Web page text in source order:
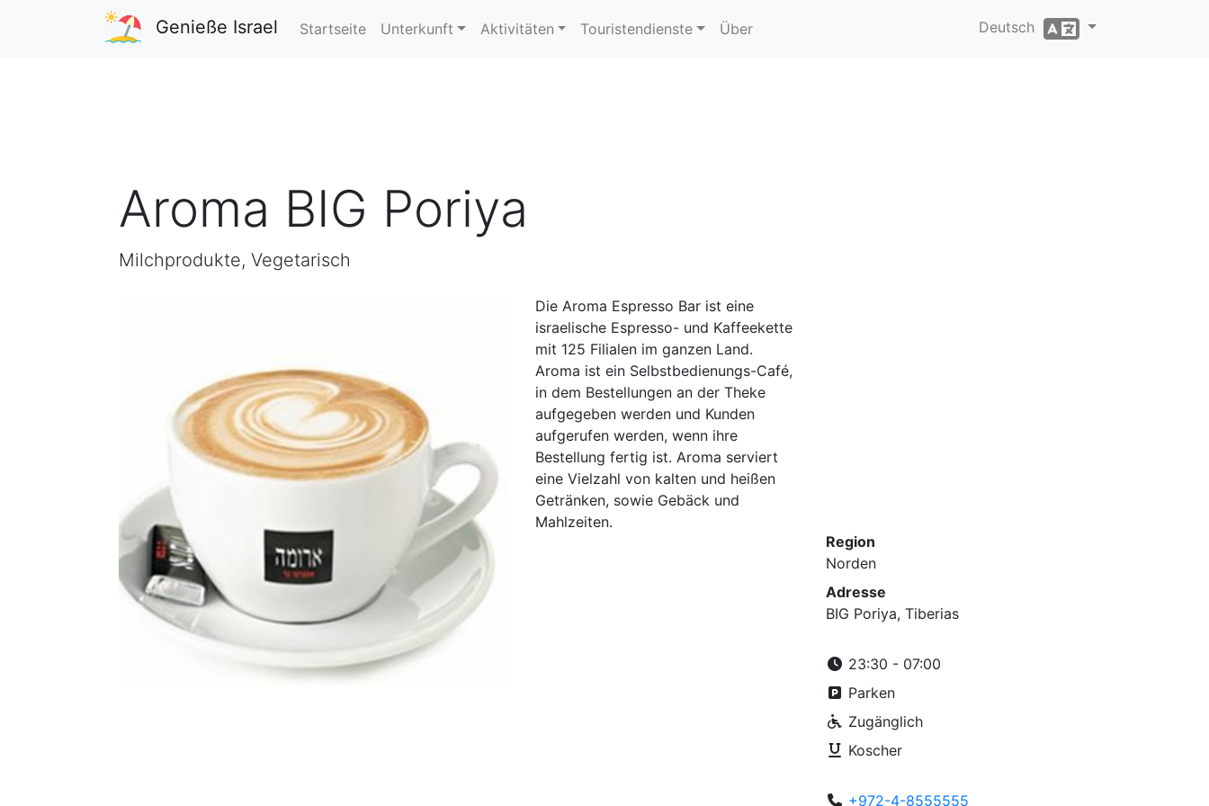
Genieße Israel Startseite Unterkunft Aktivitäten Touristendienste Über Deutsch
Aroma BIG Poriya
Milchprodukte, Vegetarisch
Die Aroma Espresso Bar ist eine
israelische Espresso- und Kaffeekette
mit 125 Filialen im ganzen Land.
Aroma ist ein Selbstbedienungs-Café,
in dem Bestellungen an der Theke
aufgegeben werden und Kunden
aufgerufen werden, wenn ihre
Bestellung fertig ist. Aroma serviert
eine Vielzahl von kalten und heißen
Getränken, sowie Gebäck und
Mahlzeiten.
Region
Norden
Adresse
BIG Poriya, Tiberias
23:30 - 07:00
Parken
Zugänglich
Koscher
+972-4-8555555